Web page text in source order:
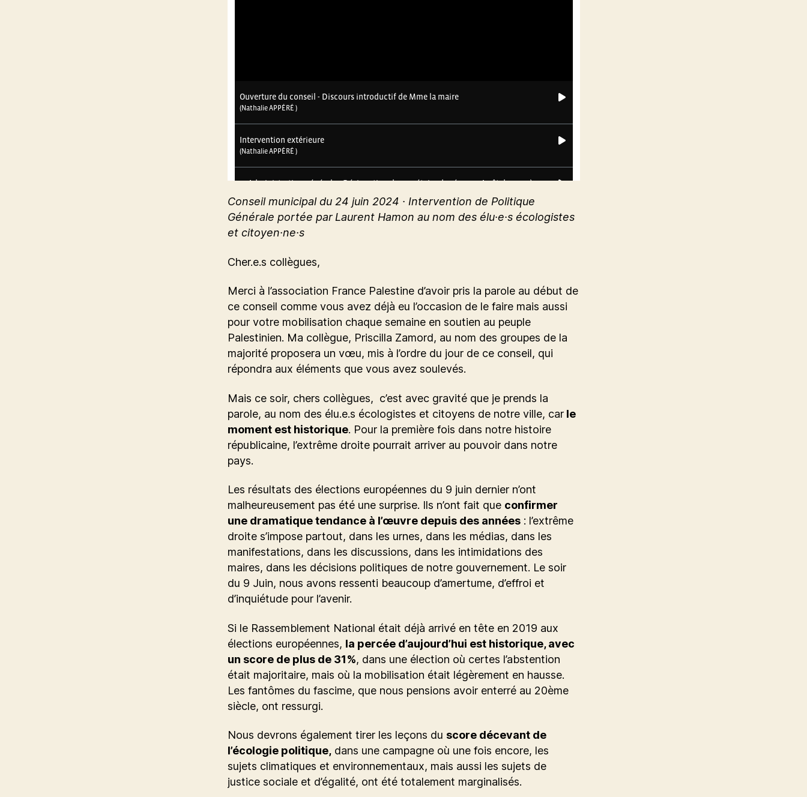
Conseil municipal du 24 juin 2024 · Intervention de Politique
Générale portée par Laurent Hamon au nom des élu·e·s écologistes
et citoyen·ne·s
Cher.e.s collègues,
Merci à l’association France Palestine d’avoir pris la parole au début de
ce conseil comme vous avez déjà eu l’occasion de le faire mais aussi
pour votre mobilisation chaque semaine en soutien au peuple
Palestinien. Ma collègue, Priscilla Zamord, au nom des groupes de la
majorité proposera un vœu, mis à l’ordre du jour de ce conseil, qui
répondra aux éléments que vous avez soulevés.
Mais ce soir, chers collègues, c’est avec gravité que je prends la
parole, au nom des élu.e.s écologistes et citoyens de notre ville, carle
moment est historique. Pour la première fois dans notre histoire
républicaine, l’extrême droite pourrait arriver au pouvoir dans notre
pays.
Les résultats des élections européennes du 9 juin dernier n’ont
malheureusement pas été une surprise. Ils n’ont fait que confirmer
une dramatique tendance à l’œuvre depuis des années: l’extrême
droite s’impose partout, dans les urnes, dans les médias, dans les
manifestations, dans les discussions, dans les intimidations des
maires, dans les décisions politiques de notre gouvernement. Le soir
du 9 Juin, nous avons ressenti beaucoup d’amertume, d’effroi et
d’inquiétude pour l’avenir.
Si le Rassemblement National était déjà arrivé en tête en 2019 aux
élections européennes, la percée d’aujourd’hui est historique, avec
un score de plus de 31%, dans une élection où certes l’abstention
était majoritaire, mais où la mobilisation était légèrement en hausse.
Les fantômes du fascime, que nous pensions avoir enterré au 20ème
siècle, ont ressurgi.
Nous devrons également tirer les leçons du score décevant de
l’écologie politique,dans une campagne où une fois encore, les
sujets climatiques et environnementaux, mais aussi les sujets de
justice sociale et d’égalité, ont été totalement marginalisés.